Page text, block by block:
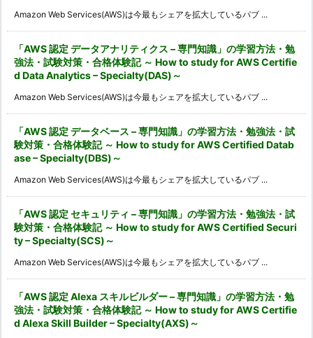
Amazon Web Services(AWS)は今最もシェアを拡大しているパブ ...
「AWS 認定 データアナリティクス – 専門知識」の学習方法・勉
強法・試験対策・合格体験記 ～ How to study for AWS Certifie
d Data Analytics – Specialty(DAS)～
Amazon Web Services(AWS)は今最もシェアを拡大しているパブ ...
「AWS 認定 データベース – 専門知識」の学習方法・勉強法・試
験対策・合格体験記 ～ How to study for AWS Certified Datab
ase – Specialty(DBS)～
Amazon Web Services(AWS)は今最もシェアを拡大しているパブ ...
「AWS 認定 セキュリティ – 専門知識」の学習方法・勉強法・試
験対策・合格体験記 ～ How to study for AWS Certified Securi
ty – Specialty(SCS)～
Amazon Web Services(AWS)は今最もシェアを拡大しているパブ ...
「AWS 認定 Alexa スキルビルダー – 専門知識」の学習方法・勉
強法・試験対策・合格体験記 ～ How to study for AWS Certifie
d Alexa Skill Builder – Specialty(AXS)～